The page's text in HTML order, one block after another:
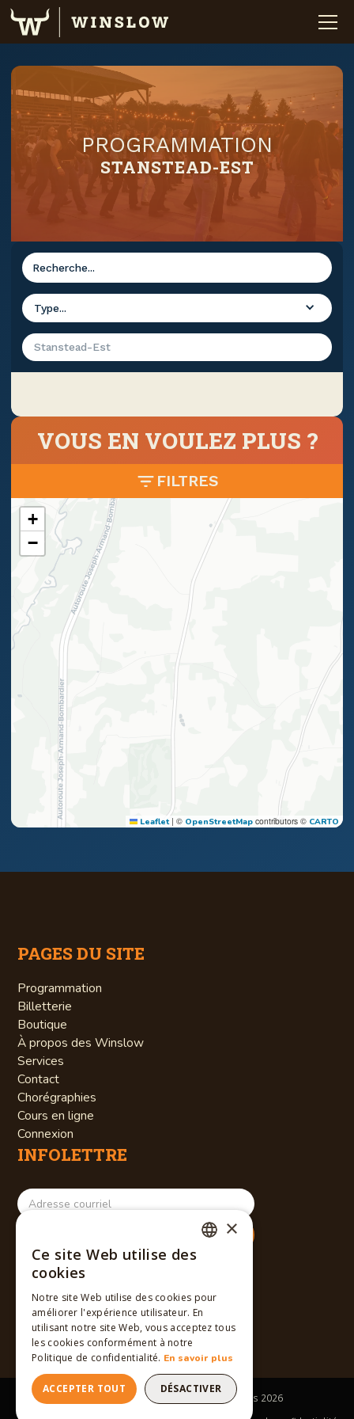
PROGRAMMATION
STANSTEAD-EST
Type...
Stanstead-Est
VOUS EN VOULEZ PLUS ?
FILTRES
+
−
Leaflet | © OpenStreetMap contributors © CARTO
PAGES DU SITE
Programmation
Billetterie
Boutique
À propos des Winslow
Services
Contact
Chorégraphies
Cours en ligne
Connexion
INFOLETTRE
RÉSEAUX SOCIAUX
Tous droits réservés © Winslow Dancers 2026
×
Ce site Web utilise des
cookies
Notre site Web utilise des cookies pour
améliorer l'expérience utilisateur. En
utilisant notre site Web, vous acceptez tous
les cookies conformément à notre
Politique de confidentialité. En savoir plus
ACCEPTER TOUT DÉSACTIVER